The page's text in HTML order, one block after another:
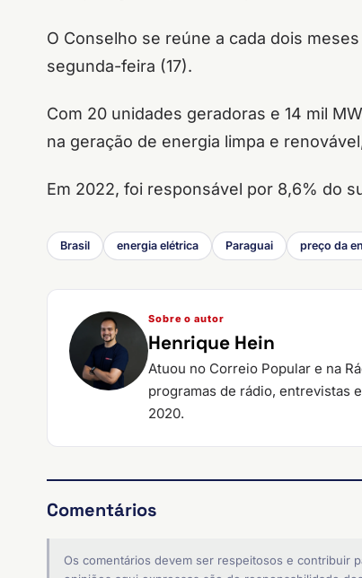
O Conselho se reúne a cada dois
segunda-feira (17).
Com 20 unidades geradoras e 14 mil
na geração de energia limpa e
Em 2022, foi responsável por 8,6% do
Brasil energia elétrica Paraguai preço da
Sobre o autor
Henrique Hein
Atuou no Correio Popular e na
programas de rádio, entrevistas
2020.
Comentários
Os comentários devem ser respeitosos e contribuir